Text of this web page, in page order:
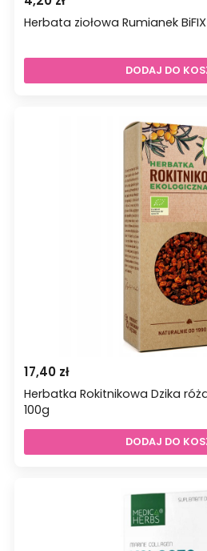
Herbata ziołowa Rumianek
DODAJ DO
17,40 zł
Herbatka Rokitnikowa Dzika
100g
DODAJ DO